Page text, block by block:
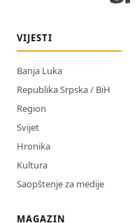
VIJESTI
Banja Luka
Republika Srpska / BiH
Region
Svijet
Hronika
Kultura
Saopštenje za medije
MAGAZIN